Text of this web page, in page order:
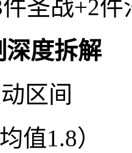
圣战+2
深度拆解
区间
值1.8）